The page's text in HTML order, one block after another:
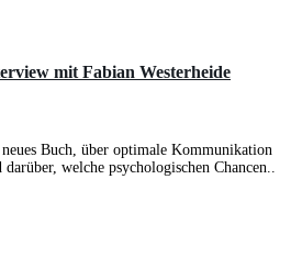
mit Fabian Westerheide
Buch, über optimale Kommunikation
welche psychologischen Chancen..